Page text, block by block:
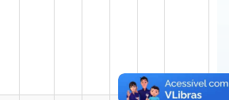
e dos Direitos Humanos